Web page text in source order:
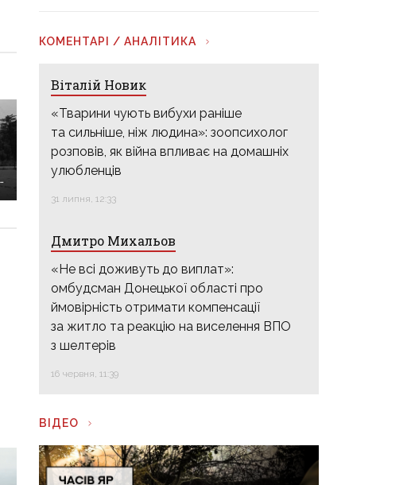
КОМЕНТАРІ / АНАЛІТИКА
Віталій Новик
«Тварини чують вибухи раніше
та сильніше, ніж людина»: зоопсихолог
розповів, як війна впливає на домашніх
улюбленців
31 липня, 12:33
Дмитро Михальов
«Не всі доживуть до виплат»:
омбудсман Донецької області про
ймовірність отримати компенсації
за житло та реакцію на виселення ВПО
з шелтерів
16 червня, 11:39
ВІДЕО